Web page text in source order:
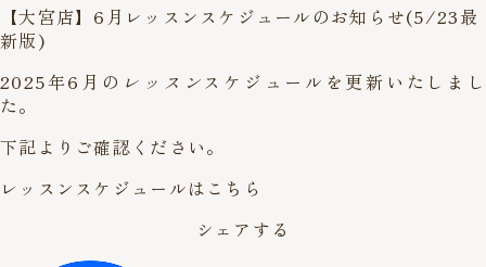
【大宮店】6月レッスンスケジュールのお知らせ(5/23最
新版)
2025年6月の レッスンスケジュールを更新いたしまし
た。
下記よりご確認ください。
レッスンスケジュールはこちら
シェアする